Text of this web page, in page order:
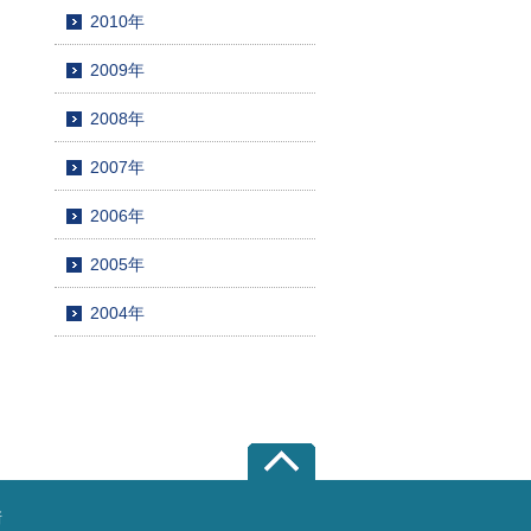
2010年
2009年
2008年
2007年
2006年
2005年
2004年